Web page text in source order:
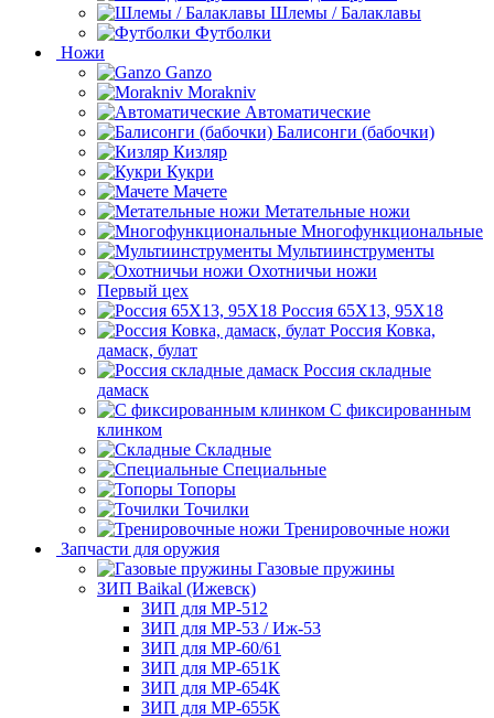
Шлемы / Балаклавы
Футболки
Ножи
Ganzo
Morakniv
Автоматические
Балисонги (бабочки)
Кизляр
Кукри
Мачете
Метательные ножи
Многофункциональные
Мультиинструменты
Охотничьи ножи
Первый цех
Россия 65Х13, 95Х18
Россия Ковка,
дамаск, булат
Россия складные
дамаск
С фиксированным
клинком
Складные
Специальные
Топоры
Точилки
Тренировочные ножи
Запчасти для оружия
Газовые пружины
ЗИП Baikal (Ижевск)
ЗИП для МР-512
ЗИП для МР-53 / Иж-53
ЗИП для МР-60/61
ЗИП для МР-651К
ЗИП для МР-654К
ЗИП для МР-655К